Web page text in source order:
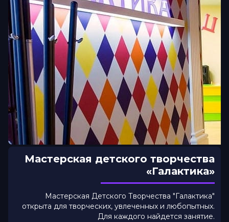
Мастерская детского творчества
«Галактика»
Мастерская Детского Творчества "Галактика"
открыта для творческих, увлеченных и любопытных.
Для каждого найдется занятие.